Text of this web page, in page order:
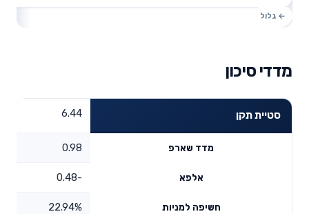
מדדי סיכון
סטיית תקן 6.44
מדד שארפ 0.98
אלפא -0.48
חשיפה למניות 22.94%